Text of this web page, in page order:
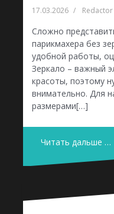
17.03.2026 Redactor
Сложно
парикмахера без
удобной работы,
Зеркало – важный
красоты, поэтому
внимательно. Для
размерами[…]
Читать дальше …